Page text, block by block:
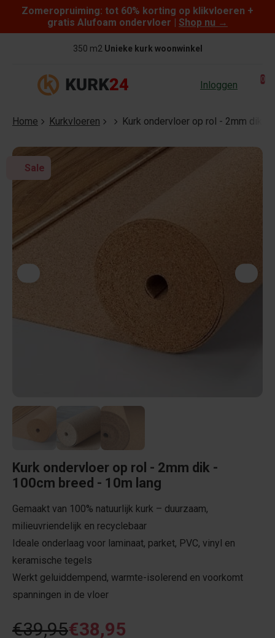
Skip to content
Zomeropruiming: tot 60% korting op klikvloeren +
gratis Alufoam ondervloer | Shop nu →
350 m2 Unieke kurk woonwinkel
Inloggen 0
Home Kurkvloeren Kurk ondervloer op rol - 2mm dik -
Sale
Kurk ondervloer op rol - 2mm dik -
100cm breed - 10m lang
Gemaakt van 100% natuurlijk kurk – duurzaam,
milieuvriendelijk en recyclebaar
Ideale onderlaag voor laminaat, parket, PVC, vinyl en
keramische tegels
Werkt geluiddempend, warmte-isolerend en voorkomt
spanningen in de vloer
€39,95€38,95